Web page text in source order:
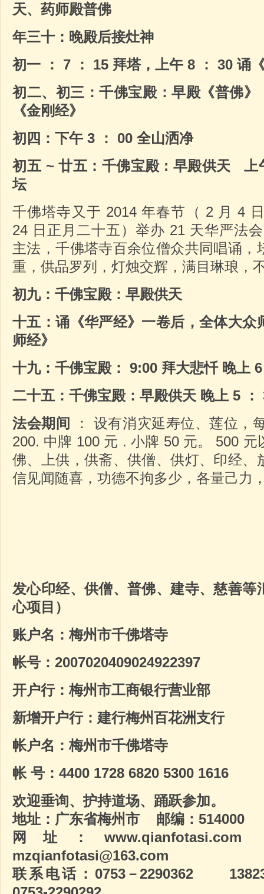
天、药师殿普佛
年三十：晚殿后接灶神
初一
： 7 ： 15 拜塔，上午 8 ： 30 诵
初二、初三：千佛宝殿：早殿《普佛
《金刚经》
初四：下午 3 ： 00 全山洒净
初五 ~廿五：千佛宝殿 : 早殿供天
上
坛
千佛塔寺又于 2014 年春节（ 2 月 4
24 日正月二十五）举办 21 天华严法
主法，千佛塔寺百余位僧众共同唱诵，
重，供品罗列，灯烛交辉，满目琳琅，
初九：千佛宝殿：早殿供天
十五：诵《华严经》一卷后，全体大众
师经》
十九：千佛宝殿： 9:00 拜大悲忏 晚上
二十五：千佛宝殿：早殿供天 晚上 5 ：
法会期间
： 设有消灾延寿位、莲位，
200. 中牌 100 元 . 小牌 50 元。 500 元
佛、上供，供斋、供僧、供灯、印经、
信见闻随喜，功德不拘多少，各量己力
发心印经、供僧、普佛、建寺、慈善等
心项目）
账户名：梅州市千佛塔寺
帐号：2007020409024922397
开户行：梅州市工商银行营业部
新增开户行：建行梅州百花洲支行
帐户名：梅州市千佛塔寺
帐 号：4400 1728 6820 5300 1616
欢迎垂询、护持道场、踊跃参加。
地址：广东省梅州市 邮编：514000
网址：www.qianfotasi.com
mzqianfotasi@163.com
联系电话：0753－2290362